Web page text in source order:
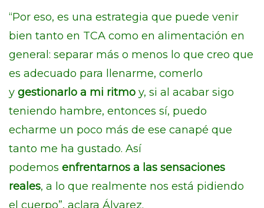
“Por eso, es una estrategia que puede venir
bien tanto en TCA como en alimentación en
general: separar más o menos lo que creo que
es adecuado para llenarme, comerlo
y gestionarlo a mi ritmo y, si al acabar sigo
teniendo hambre, entonces sí, puedo
echarme un poco más de ese canapé que
tanto me ha gustado. Así
podemos enfrentarnos a las sensaciones
reales, a lo que realmente nos está pidiendo
el cuerpo”, aclara Álvarez.